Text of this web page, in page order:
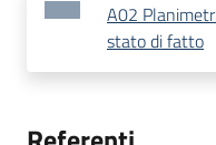
A02
stato di fatto